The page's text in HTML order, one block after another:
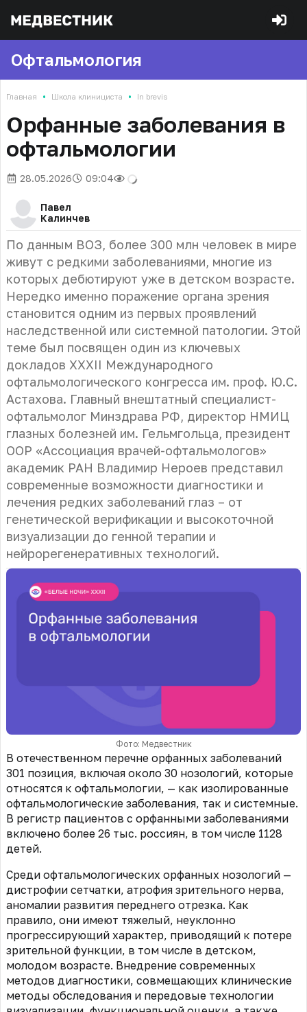
Офтальмология
Главная • Школа клинициста • In brevis
Орфанные заболевания в
офтальмологии
28.05.2026 09:04
Павел
Калинчев
По данным ВОЗ, более 300 млн человек в мире
живут с редкими заболеваниями, многие из
которых дебютируют уже в детском возрасте.
Нередко именно поражение органа зрения
становится одним из первых проявлений
наследственной или системной патологии. Этой
теме был посвящен один из ключевых
докладов XXXII Международного
офтальмологического конгресса им. проф. Ю.С.
Астахова. Главный внештатный специалист-
офтальмолог Минздрава РФ, директор НМИЦ
глазных болезней им. Гельмгольца, президент
ООР «Ассоциация врачей-офтальмологов»
академик РАН Владимир Нероев представил
современные возможности диагностики и
лечения редких заболеваний глаз – от
генетической верификации и высокоточной
визуализации до генной терапии и
нейрорегенеративных технологий.
Фото: Медвестник
В отечественном перечне орфанных заболеваний
301 позиция, включая около 30 нозологий, которые
относятся к офтальмологии, — как изолированные
офтальмологические заболевания, так и системные.
В регистр пациентов с орфанными заболеваниями
включено более 26 тыс. россиян, в том числе 1128
детей.
Среди офтальмологических орфанных нозологий —
дистрофии сетчатки, атрофия зрительного нерва,
аномалии развития переднего отрезка. Как
правило, они имеют тяжелый, неуклонно
прогрессирующий характер, приводящий к потере
зрительной функции, в том числе в детском,
молодом возрасте. Внедрение современных
методов диагностики, совмещающих клинические
методы обследования и передовые технологии